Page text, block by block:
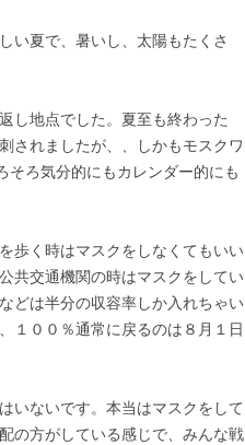
い夏で、暑いし、太陽もたくさ
し地点でした。夏至も終わった
されましたが、、しかもモスクワ
ろ気分的にもカレンダー的にも
歩く時はマスクをしなくてもいい
共交通機関の時はマスクをしてい
どは半分の収容率しか入れちゃい
１００％通常に戻るのは８月１日
いないです。本当はマスクをして
の方がしている感じで、みんな戦